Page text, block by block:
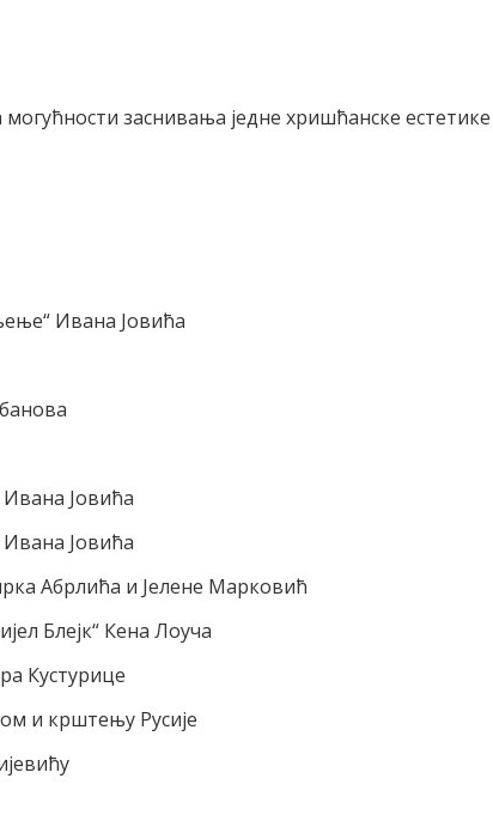
заснивања једне хришћанске естетике
Ивана Јовића
Јовића
Јовића
Абрлића и Јелене Марковић
Блејк“ Кена Лоуча
Кустурице
и крштењу Русије